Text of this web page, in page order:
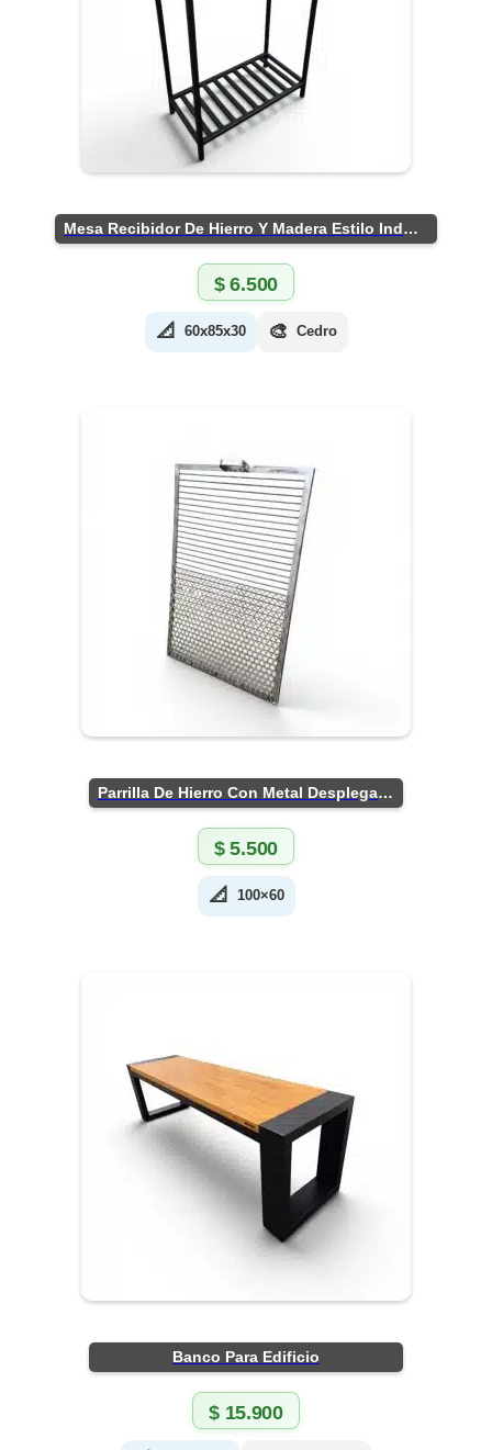
Mesa Recibidor De Hierro Y Madera Estilo Industrial
$6.500
📐 60x85x30 🎨 Cedro
Parrilla De Hierro Con Metal Desplegado
$5.500
📐 100×60
Banco Para Edificio
$15.900